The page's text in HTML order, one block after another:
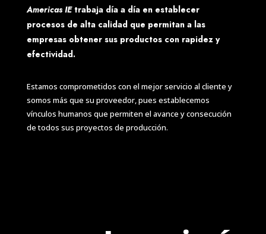
Americas IEtrabaja día a día en establecer
procesos de alta calidad que permitan a las
empresas obtener sus productos con rapidez y
efectividad.
Estamos comprometidos con el mejor servicio al cliente y
somos más que su proveedor, pues establecemos
vínculos humanos que permiten el avance y consecución
de todos sus proyectos de producción.